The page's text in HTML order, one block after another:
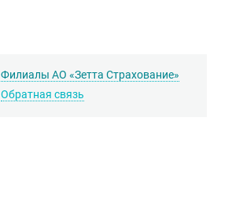
Филиалы АО «Зетта Страхование»
Обратная связь